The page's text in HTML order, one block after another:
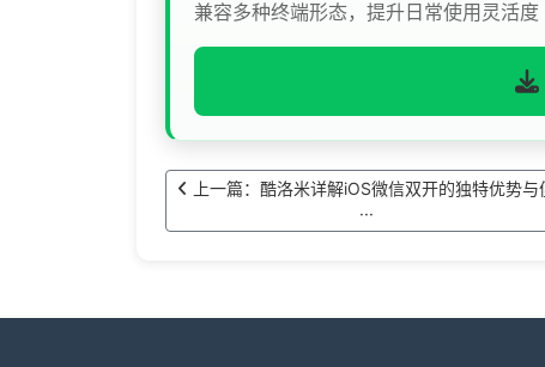
兼容多种终端形态，提升日常使用灵活度
上一篇：酷洛米详解iOS微信双开的独特优势与
···